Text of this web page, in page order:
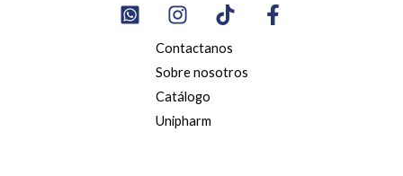
Contactanos
Sobre nosotros
Catálogo
Unipharm